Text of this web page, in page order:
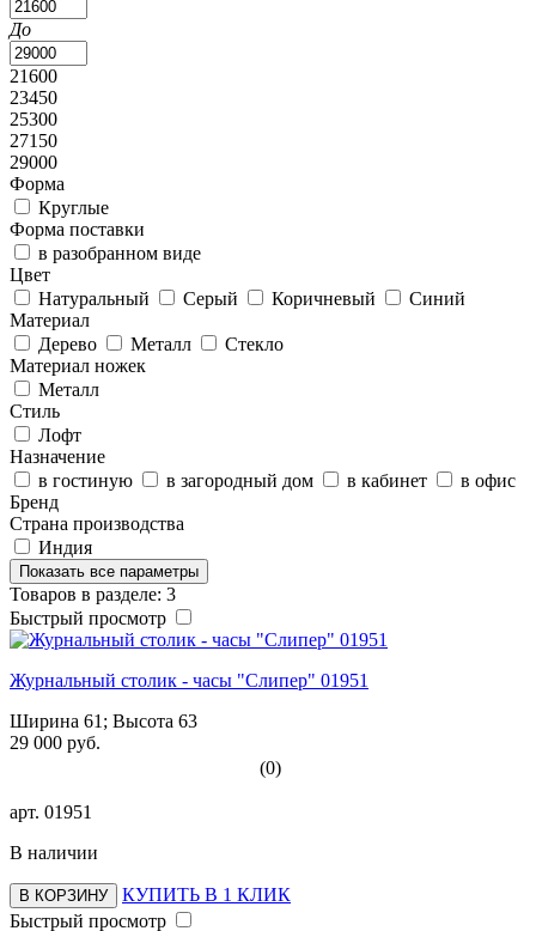
До
21600
23450
25300
27150
29000
Форма
Круглые
Форма поставки
в разобранном виде
Цвет
Натуральный
Серый Коричневый
Синий
Материал
Дерево
Металл
Стекло
Материал ножек
Металл
Стиль
Лофт
Назначение
в гостиную
в загородный дом в кабинет
в офис
Бренд
Страна производства
Индия
Показать все параметры
Товаров в разделе: 3
Быстрый просмотр
Журнальный столик - часы "Слипер" 01951
Ширина 61; Высота 63
29 000 руб.
(0)
арт. 01951
В наличии
В КОРЗИНУ
КУПИТЬ В 1 КЛИК
Быстрый просмотр